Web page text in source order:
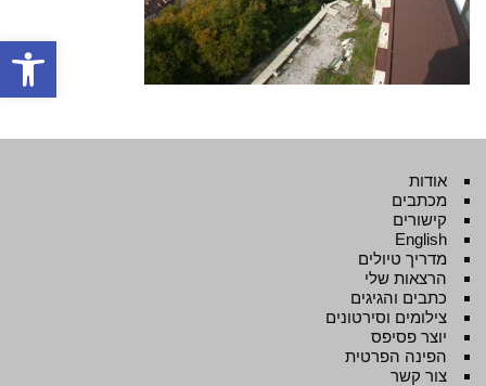
פתח
אודות
מכתבים
קישורים
English
מדריך טיולים
הרצאות שלי
כתבים והגיגים
צילומים וסירטונים
יוצר פסיפס
הפינה הפרטית
צור קשר